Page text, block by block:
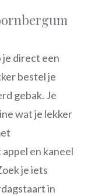
je direct een
bestel je
gebak. Je
wat je lekker
en kaneel
je iets
in